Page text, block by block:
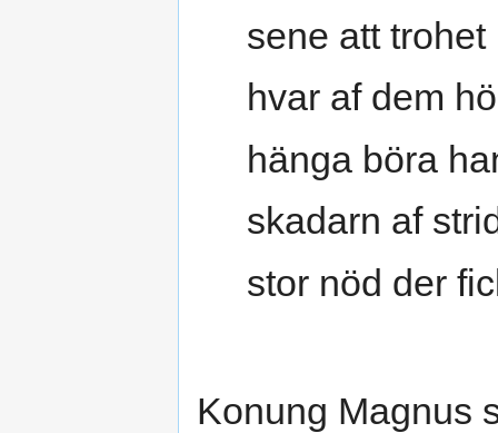
sene att trohet
hvar af dem
hänga böra
skadarn af
stor nöd der
Konung Magnus